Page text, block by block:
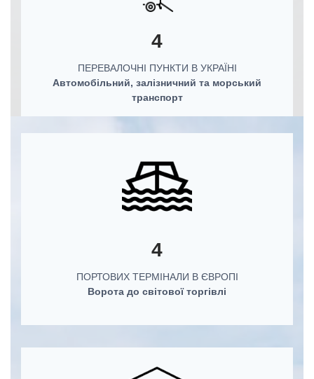
4
ПЕРЕВАЛОЧНІ ПУНКТИ В УКРАЇНІ
Автомобільний, залізничний та морський
транспорт
4
ПОРТОВИХ ТЕРМІНАЛИ В ЄВРОПІ
Ворота до світової торгівлі